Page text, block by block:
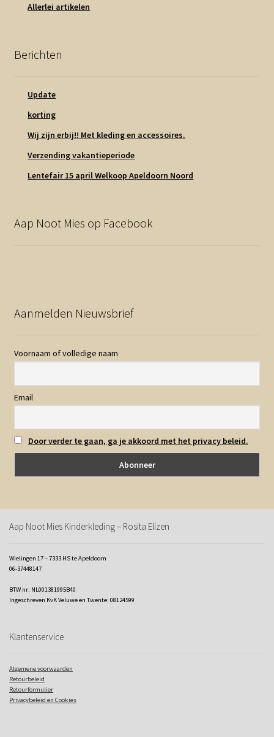
Allerlei artikelen
Berichten
Update
korting
Wij zijn erbij!! Met kleding en accessoires.
Verzending vakantieperiode
Lentefair 15 april Welkoop Apeldoorn Noord
Aap Noot Mies op Facebook
Aanmelden Nieuwsbrief
Voornaam of volledige naam
Email
Door verder te gaan, ga je akkoord met het privacy beleid.
Aap Noot Mies Kinderkleding – Rosita Elizen
Wielingen 17 – 7333 HS te Apeldoorn
06-37448147
BTW nr: NL001381995B40
Ingeschreven KvK Veluwe en Twente: 08124599
Klantenservice
Algemene voorwaarden
Retourbeleid
Retourformulier
Privacybeleid en Cookies